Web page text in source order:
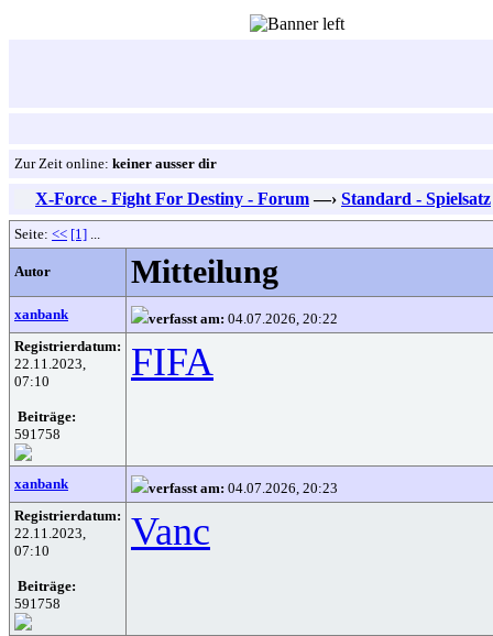
Zur Zeit online: keiner ausser dir
X-Force - Fight For Destiny - Forum —› Standard - Spielsatz
Seite: << [1] ...
Autor Mitteilung
xanbank verfasst am: 04.07.2026, 20:22
Registrierdatum:
22.11.2023,
07:10
Beiträge:
591758
FIFA
xanbank verfasst am: 04.07.2026, 20:23
Registrierdatum:
22.11.2023,
07:10
Beiträge:
591758
Vanc